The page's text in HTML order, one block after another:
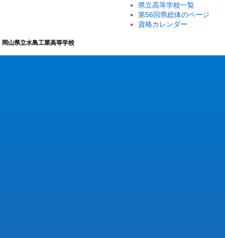
県立高等学校一覧
第56回県総体のページ
資格カレンダー
岡山県立水島工業高等学校